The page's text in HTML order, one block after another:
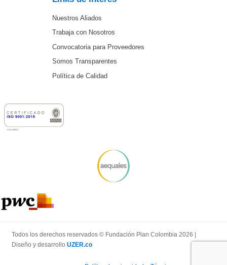
Nuestros Aliados
Trabaja con Nosotros
Convocatoria para Proveedores
Somos Transparentes
Política de Calidad
Todos los derechos reservados © Fundación Plan Colombia 2026 |
Diseño y desarrollo UZER.co